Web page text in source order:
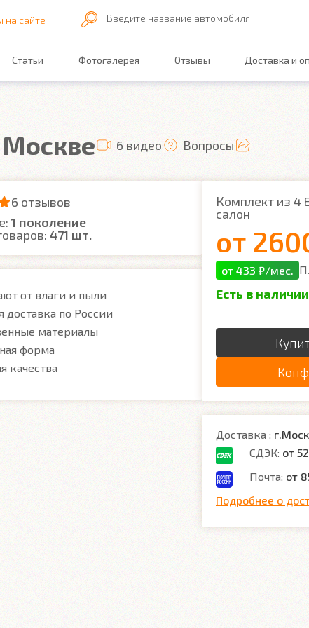
на сайте Введите название автомобиля
Статьи Фотогалерея Отзывы Доставка и
Москве 6 видео Вопросы
6 отзывов
1 поколение
471 шт.
от влаги и пыли
доставка по России
материалы
форма
качества
Комплект из 4
салон
от
от 433 ₽/мес.
Есть в наличии
Доставка :
СДЭК: от
Почта: от
Подробнее о